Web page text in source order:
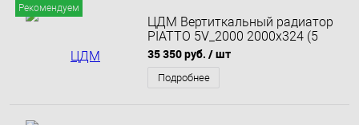
Рекомендуем
ЦДМ Вертиткальный радиатор
PIATTO 5V_2000 2000x324 (5
секций , цвет серый ( Ral7040 )
поключение нижнее по центру)
35 350 руб. / шт
Подробнее